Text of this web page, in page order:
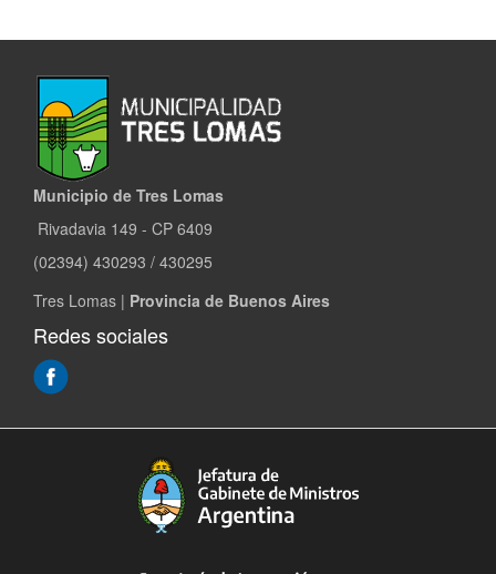
Municipio de Tres Lomas
Rivadavia 149 - CP 6409
(02394) 430293 / 430295
Tres Lomas | Provincia de Buenos Aires
Redes sociales